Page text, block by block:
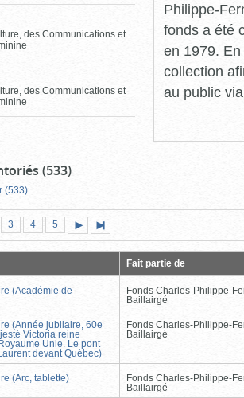
des Communications et
des Communications et
Philippe-
fonds a été
en 1979.
collection
au public
(533)
(533)
Page
3 Page
4 Page
5
suivante
page
Fait partie de
(Académie de
Fonds Charles-Philippe-
Baillairgé
(Année jubilaire, 60e
Victoria reine
Unie. Le pont
devant Québec)
Fonds Charles-Philippe-
Baillairgé
(Arc, tablette)
Fonds Charles-Philippe-
Baillairgé